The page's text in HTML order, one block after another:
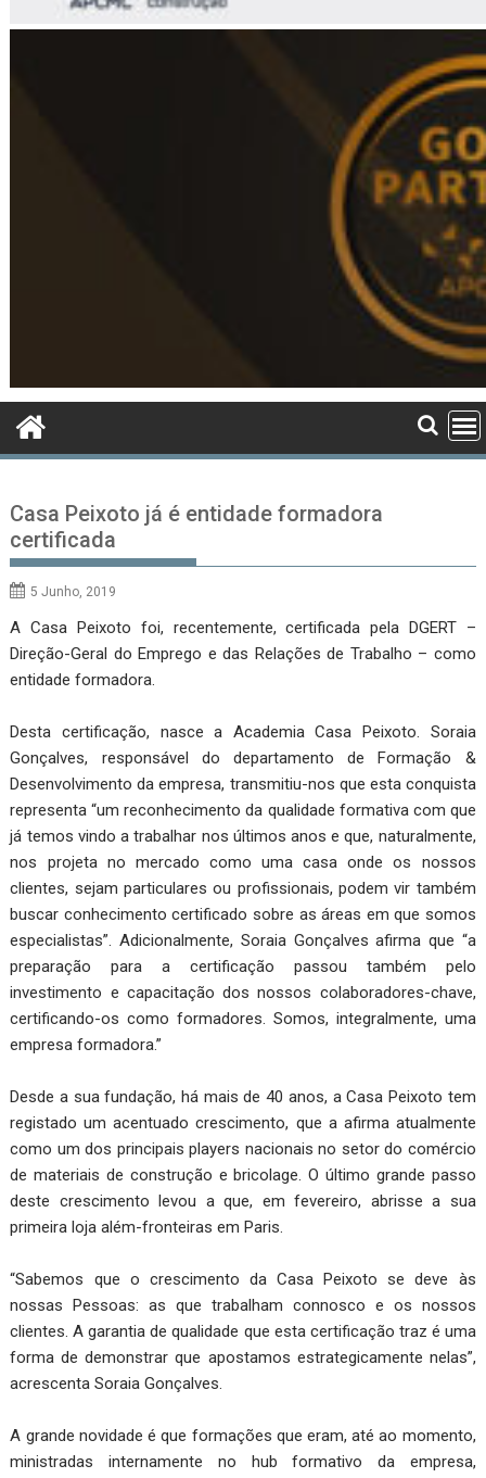
Casa Peixoto já é entidade formadora
certificada
5 Junho, 2019
A Casa Peixoto foi, recentemente, certificada pela DGERT –
Direção-Geral do Emprego e das Relações de Trabalho – como
entidade formadora.
Desta certificação, nasce a Academia Casa Peixoto. Soraia
Gonçalves, responsável do departamento de Formação &
Desenvolvimento da empresa, transmitiu-nos que esta conquista
representa “um reconhecimento da qualidade formativa com que
já temos vindo a trabalhar nos últimos anos e que, naturalmente,
nos projeta no mercado como uma casa onde os nossos
clientes, sejam particulares ou profissionais, podem vir também
buscar conhecimento certificado sobre as áreas em que somos
especialistas”. Adicionalmente, Soraia Gonçalves afirma que “a
preparação para a certificação passou também pelo
investimento e capacitação dos nossos colaboradores-chave,
certificando-os como formadores. Somos, integralmente, uma
empresa formadora.”
Desde a sua fundação, há mais de 40 anos, a Casa Peixoto tem
registado um acentuado crescimento, que a afirma atualmente
como um dos principais players nacionais no setor do comércio
de materiais de construção e bricolage. O último grande passo
deste crescimento levou a que, em fevereiro, abrisse a sua
primeira loja além-fronteiras em Paris.
“Sabemos que o crescimento da Casa Peixoto se deve às
nossas Pessoas: as que trabalham connosco e os nossos
clientes. A garantia de qualidade que esta certificação traz é uma
forma de demonstrar que apostamos estrategicamente nelas”,
acrescenta Soraia Gonçalves.
A grande novidade é que formações que eram, até ao momento,
ministradas internamente no hub formativo da empresa,